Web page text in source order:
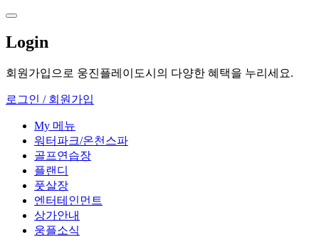
Login
회원가입으로 웅진플레이도시의 다양한 혜택을 누리세요.
로그인 / 회원가입
My 메뉴
워터파크/온천스파
골프연습장
플랜디
풋살장
엔터테인먼트
상가안내
웅플소식